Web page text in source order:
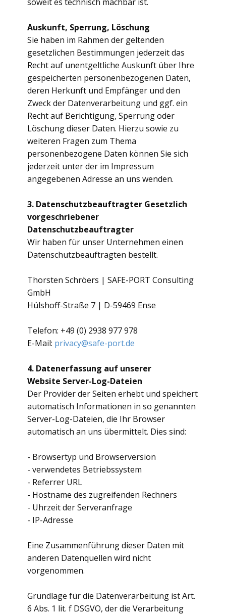
Auskunft, Sperrung, Löschung
Sie haben im Rahmen der geltenden
gesetzlichen Bestimmungen jederzeit das
Recht auf unentgeltliche Auskunft über Ihre
gespeicherten personenbezogenen Daten,
deren Herkunft und Empfänger und den
Zweck der Datenverarbeitung und ggf. ein
Recht auf Berichtigung, Sperrung oder
Löschung dieser Daten. Hierzu sowie zu
weiteren Fragen zum Thema
personenbezogene Daten können Sie sich
jederzeit unter der im Impressum
angegebenen Adresse an uns wenden.
3. Datenschutzbeauftragter Gesetzlich
vorgeschriebener
Datenschutzbeauftragter
Wir haben für unser Unternehmen einen
Datenschutzbeauftragten bestellt.
Thorsten Schröers | SAFE-PORT Consulting
GmbH
Hülshoff-Straße 7 | D-59469 Ense
Telefon: +49 (0) 2938 977 978
E-Mail: privacy@safe-port.de
4. Datenerfassung auf unserer
Website Server-Log-Dateien
Der Provider der Seiten erhebt und speichert
automatisch Informationen in so genannten
Server-Log-Dateien, die Ihr Browser
automatisch an uns übermittelt. Dies sind:
- Browsertyp und Browserversion
- verwendetes Betriebssystem
- Referrer URL
- Hostname des zugreifenden Rechners
- Uhrzeit der Serveranfrage
- IP-Adresse
Eine Zusammenführung dieser Daten mit
anderen Datenquellen wird nicht
vorgenommen.
Grundlage für die Datenverarbeitung ist Art.
6 Abs. 1 lit. f DSGVO, der die Verarbeitung